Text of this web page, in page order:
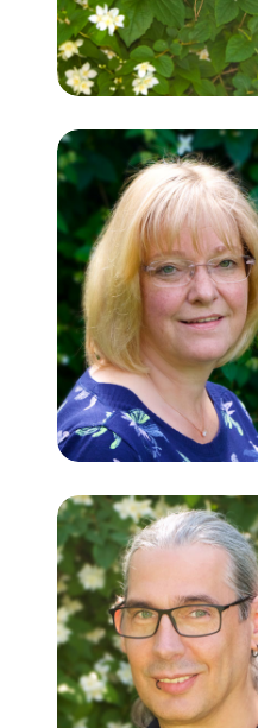
Lehrkraft
Gabriele
Läufer
Schülerpostverwaltung
Andreas Roth